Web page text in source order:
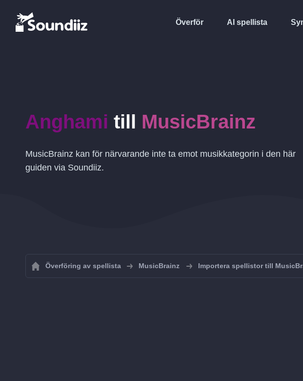
Överför AI spellista
Anghami till MusicBrainz
MusicBrainz kan för närvarande inte ta emot musikkategorin i den här
guiden via Soundiiz.
Överföring av spellista MusicBrainz Importera spellistor till